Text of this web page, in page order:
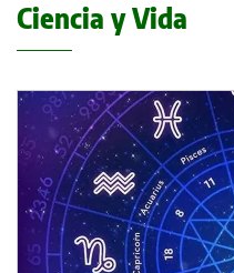
Ciencia y Vida